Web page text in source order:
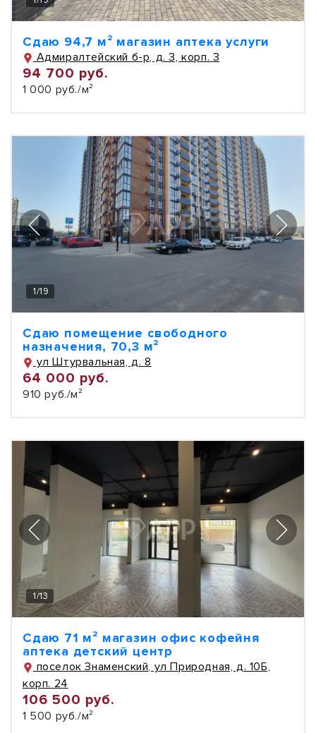
Сдаю 94,7 м² магазин аптека услуги
Адмиралтейский б-р, д. 3, корп. 3
94 700 руб.
1 000 руб./м²
1/19
Сдаю помещение свободного
назначения, 70,3 м²
ул Штурвальная, д. 8
64 000 руб.
910 руб./м²
1/13
Сдаю 71 м² магазин офис кофейня
аптека детский центр
поселок Знаменский, ул Природная, д. 10Б,
корп. 24
106 500 руб.
1 500 руб./м²